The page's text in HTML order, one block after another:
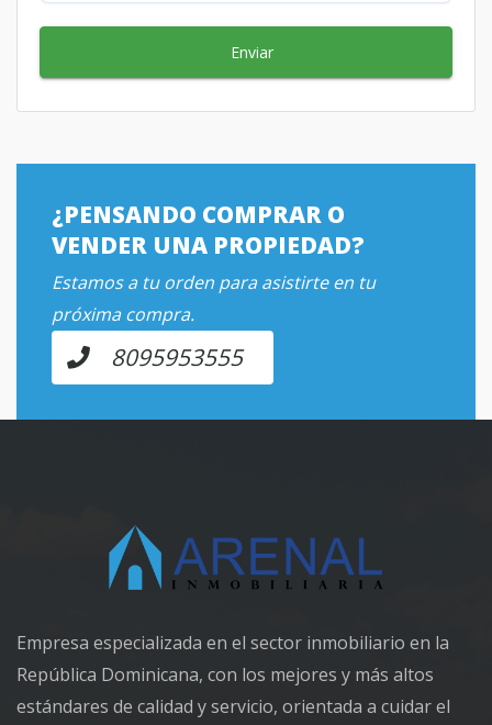
Enviar
¿PENSANDO COMPRAR O
VENDER UNA PROPIEDAD?
Estamos a tu orden para asistirte en tu
próxima compra.
8095953555
Empresa especializada en el sector inmobiliario en la
República Dominicana, con los mejores y más altos
estándares de calidad y servicio, orientada a cuidar el